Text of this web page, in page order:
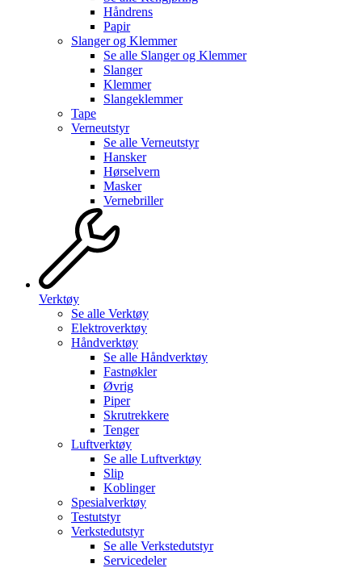
Håndrens
Papir
Slanger og Klemmer
Se alle Slanger og Klemmer
Slanger
Klemmer
Slangeklemmer
Tape
Verneutstyr
Se alle Verneutstyr
Hansker
Hørselvern
Masker
Vernebriller
Verktøy
Se alle Verktøy
Elektroverktøy
Håndverktøy
Se alle Håndverktøy
Fastnøkler
Øvrig
Piper
Skrutrekkere
Tenger
Luftverktøy
Se alle Luftverktøy
Slip
Koblinger
Spesialverktøy
Testutstyr
Verkstedutstyr
Se alle Verkstedutstyr
Servicedeler